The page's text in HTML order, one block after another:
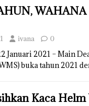
ivana 0
Januari 2021 – Main
buka tahun 2021
Kaca